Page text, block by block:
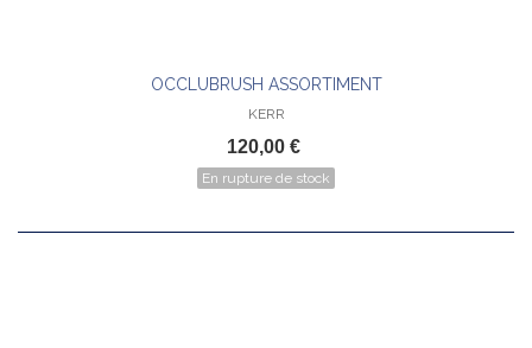
OCCLUBRUSH ASSORTIMENT
KERR
120,00 €
En rupture de stock